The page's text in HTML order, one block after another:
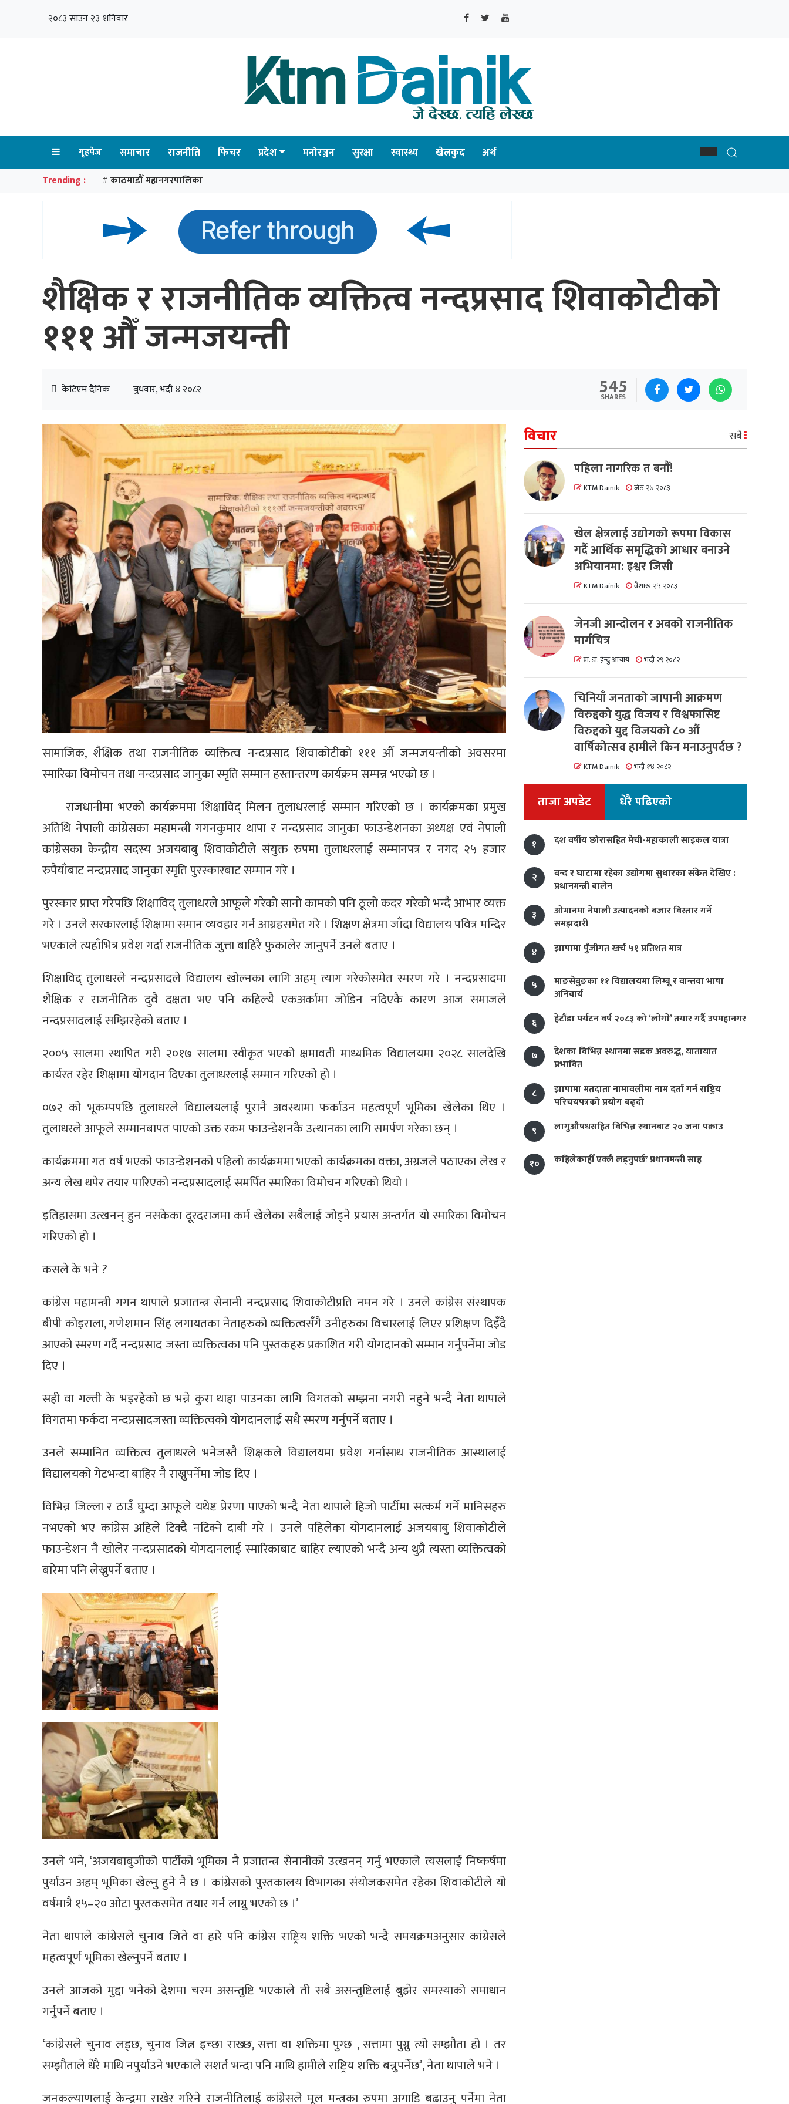
२०८३ साउन २३ शनिवार
गृहपेज समाचार राजनीति फिचर प्रदेश मनोरञ्जन सुरक्षा स्वास्थ्य खेलकुद अर्थ
Trending : # काठमाडौँ महानगरपालिका
शैक्षिक र राजनीतिक व्यक्तित्व नन्दप्रसाद शिवाकोटीको
१११ औँ जन्मजयन्ती
केटिएम दैनिक बुधवार, भदौ ४ २०८२ 545
SHARES
सामाजिक, शैक्षिक तथा राजनीतिक व्यक्तित्व नन्दप्रसाद शिवाकोटीको १११ औँ जन्मजयन्तीको अवसरमा
स्मारिका विमोचन तथा नन्दप्रसाद जानुका स्मृति सम्मान हस्तान्तरण कार्यक्रम सम्पन्न भएको छ ।
राजधानीमा भएको कार्यक्रममा शिक्षाविद् मिलन तुलाधरलाई सम्मान गरिएको छ । कार्यक्रमका प्रमुख
अतिथि नेपाली कांग्रेसका महामन्त्री गगनकुमार थापा र नन्दप्रसाद जानुका फाउन्डेशनका अध्यक्ष एवं नेपाली
कांग्रेसका केन्द्रीय सदस्य अजयबाबु शिवाकोटीले संयुक्त रुपमा तुलाधरलाई सम्मानपत्र र नगद २५ हजार
रुपैयाँबाट नन्दप्रसाद जानुका स्मृति पुरस्कारबाट सम्मान गरे ।
पुरस्कार प्राप्त गरेपछि शिक्षाविद् तुलाधरले आफूले गरेको सानो कामको पनि ठूलो कदर गरेको भन्दै आभार व्यक्त
गरे । उनले सरकारलाई शिक्षामा समान व्यवहार गर्न आग्रहसमेत गरे । शिक्षण क्षेत्रमा जाँदा विद्यालय पवित्र मन्दिर
भएकाले त्यहाँभित्र प्रवेश गर्दा राजनीतिक जुत्ता बाहिरै फुकालेर जानुपर्ने उनले बताए ।
शिक्षाविद् तुलाधरले नन्दप्रसादले विद्यालय खोल्नका लागि अहम् त्याग गरेकोसमेत स्मरण गरे । नन्दप्रसादमा
शैक्षिक र राजनीतिक दुवै दक्षता भए पनि कहिल्यै एकअर्कामा जोडिन नदिएकै कारण आज समाजले
नन्दप्रसादलाई सम्झिरहेको बताए ।
२००५ सालमा स्थापित गरी २०१७ सालमा स्वीकृत भएको क्षमावती माध्यमिक विद्यालयमा २०२८ सालदेखि
कार्यरत रहेर शिक्षामा योगदान दिएका तुलाधरलाई सम्मान गरिएको हो ।
०७२ को भूकम्पपछि तुलाधरले विद्यालयलाई पुरानै अवस्थामा फर्काउन महत्वपूर्ण भूमिका खेलेका थिए ।
तुलाधरले आफूले सम्मानबापत पाएको उक्त रकम फाउन्डेशनकै उत्थानका लागि समर्पण गरेका छन् ।
कार्यक्रममा गत वर्ष भएको फाउन्डेशनको पहिलो कार्यक्रममा भएको कार्यक्रमका वक्ता, अग्रजले पठाएका लेख र
अन्य लेख थपेर तयार पारिएको नन्दप्रसादलाई समर्पित स्मारिका विमोचन गरिएको थियो ।
इतिहासमा उत्खनन् हुन नसकेका दूरदराजमा कर्म खेलेका सबैलाई जोड्ने प्रयास अन्तर्गत यो स्मारिका विमोचन
गरिएको हो ।
कसले के भने ?
कांग्रेस महामन्त्री गगन थापाले प्रजातन्त्र सेनानी नन्दप्रसाद शिवाकोटीप्रति नमन गरे । उनले कांग्रेस संस्थापक
बीपी कोइराला, गणेशमान सिंह लगायतका नेताहरुको व्यक्तित्वसँगै उनीहरुका विचारलाई लिएर प्रशिक्षण दिइँदै
आएको स्मरण गर्दै नन्दप्रसाद जस्ता व्यक्तित्वका पनि पुस्तकहरु प्रकाशित गरी योगदानको सम्मान गर्नुपर्नेमा जोड
दिए ।
सही वा गल्ती के भइरहेको छ भन्ने कुरा थाहा पाउनका लागि विगतको सम्झना नगरी नहुने भन्दै नेता थापाले
विगतमा फर्कदा नन्दप्रसादजस्ता व्यक्तित्वको योगदानलाई सधै स्मरण गर्नुपर्ने बताए ।
उनले सम्मानित व्यक्तित्व तुलाधरले भनेजस्तै शिक्षकले विद्यालयमा प्रवेश गर्नासाथ राजनीतिक आस्थालाई
विद्यालयको गेटभन्दा बाहिर नै राख्नुपर्नेमा जोड दिए ।
विभिन्न जिल्ला र ठाउँ घुम्दा आफूले यथेष्ट प्रेरणा पाएको भन्दै नेता थापाले हिजो पार्टीमा सत्कर्म गर्ने मानिसहरु
नभएको भए कांग्रेस अहिले टिक्दै नटिक्ने दाबी गरे । उनले पहिलेका योगदानलाई अजयबाबु शिवाकोटीले
फाउन्डेशन नै खोलेर नन्दप्रसादको योगदानलाई स्मारिकाबाट बाहिर ल्याएको भन्दै अन्य थुप्रै त्यस्ता व्यक्तित्वको
बारेमा पनि लेख्नुपर्ने बताए ।
उनले भने, ‘अजयबाबुजीको पार्टीको भूमिका नै प्रजातन्त्र सेनानीको उत्खनन् गर्नु भएकाले त्यसलाई निष्कर्षमा
पुर्याउन अहम् भूमिका खेल्नु हुने नै छ । कांग्रेसको पुस्तकालय विभागका संयोजकसमेत रहेका शिवाकोटीले यो
वर्षमात्रै १५–२० ओटा पुस्तकसमेत तयार गर्न लाग्नु भएको छ ।’
नेता थापाले कांग्रेसले चुनाव जिते वा हारे पनि कांग्रेस राष्ट्रिय शक्ति भएको भन्दै समयक्रमअनुसार कांग्रेसले
महत्वपूर्ण भूमिका खेल्नुपर्ने बताए ।
उनले आजको मुद्दा भनेको देशमा चरम असन्तुष्टि भएकाले ती सबै असन्तुष्टिलाई बुझेर समस्याको समाधान
गर्नुपर्ने बताए ।
‘कांग्रेसले चुनाव लड्छ, चुनाव जित्न इच्छा राख्छ, सत्ता वा शक्तिमा पुग्छ , सत्तामा पुग्नु त्यो सम्झौता हो । तर
सम्झौताले धेरै माथि नपुर्याउने भएकाले सशर्त भन्दा पनि माथि हामीले राष्ट्रिय शक्ति बन्नुपर्नेछ’, नेता थापाले भने ।
जनकल्याणलाई केन्द्रमा राखेर गरिने राजनीतिलाई कांग्रेसले मूल मन्त्रका रुपमा अगाडि बढाउनु पर्नेमा नेता
विचार सबै
पहिला नागरिक त बनाैं!
KTM Dainik जेठ २७ २०८३
खेल क्षेत्रलाई उद्योगको रूपमा विकास
गर्दै आर्थिक समृद्धिको आधार बनाउने
अभियानमा: इश्वर जिसी
KTM Dainik वैशाख २५ २०८३
जेनजी आन्दोलन र अबको राजनीतिक
मार्गचित्र
प्रा. डा. ईन्दु आचार्य भदौ २९ २०८२
चिनियाँ जनताको जापानी आक्रमण
विरुद्दको युद्ध विजय र विश्वफासिष्ट
विरुद्दको युद्द विजयको ८० औं
वार्षिकोत्सव हामीले किन मनाउनुपर्दछ ?
KTM Dainik भदौ १४ २०८२
ताजा अपडेट धेरै पढिएको
१ दश वर्षीय छोरासहित मेची-महाकाली साइकल यात्रा
२
बन्द र घाटामा रहेका उद्योगमा सुधारका संकेत देखिए :
प्रधानमन्त्री बालेन
३
ओमानमा नेपाली उत्पादनको बजार विस्तार गर्ने
समझदारी
४
झापामा पुँजीगत खर्च ५१ प्रतिशत मात्र
५
माङसेबुङका ११ विद्यालयमा लिम्बू र वान्तवा भाषा
अनिवार्य
६
हेटौंडा पर्यटन वर्ष २०८३ को ‘लाेगाे’ तयार गर्दै उपमहानगर
७
देशका विभिन्न स्थानमा सडक अवरुद्ध, यातायात
प्रभावित
८
झापामा मतदाता नामावलीमा नाम दर्ता गर्न राष्ट्रिय
परिचयपत्रको प्रयोग बढ्दो
९
लागुऔषधसहित विभिन्न स्थानबाट २० जना पक्राउ
१० कहिलेकाहीँ एक्लै लड्नुपर्छः प्रधानमन्त्री साह